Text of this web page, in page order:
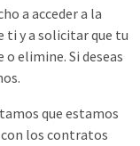
a acceder a la
ti y a solicitar que tu
elimine. Si deseas
que estamos
los contratos